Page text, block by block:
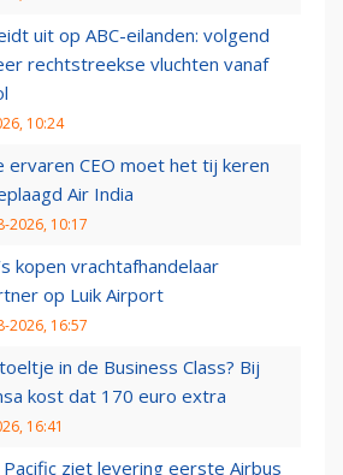
uit op ABC-eilanden: volgend
rechtstreekse vluchten vanaf
10:24
ervaren CEO moet het tij keren
Air India
2026, 10:17
kopen vrachtafhandelaar
op Luik Airport
2026, 16:57
in de Business Class? Bij
kost dat 170 euro extra
16:41
Pacific ziet levering eerste Airbus